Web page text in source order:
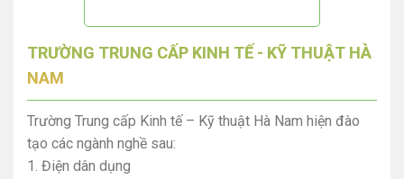
TRƯỜNG TRUNG CẤP KINH TẾ - KỸ THUẬT HÀ
NAM
Trường Trung cấp Kinh tế – Kỹ thuật Hà Nam hiện đào
tạo các ngành nghề sau:
1. Điện dân dụng